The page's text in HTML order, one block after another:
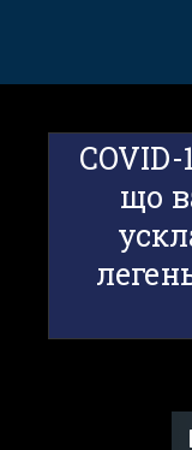
COVID-
що